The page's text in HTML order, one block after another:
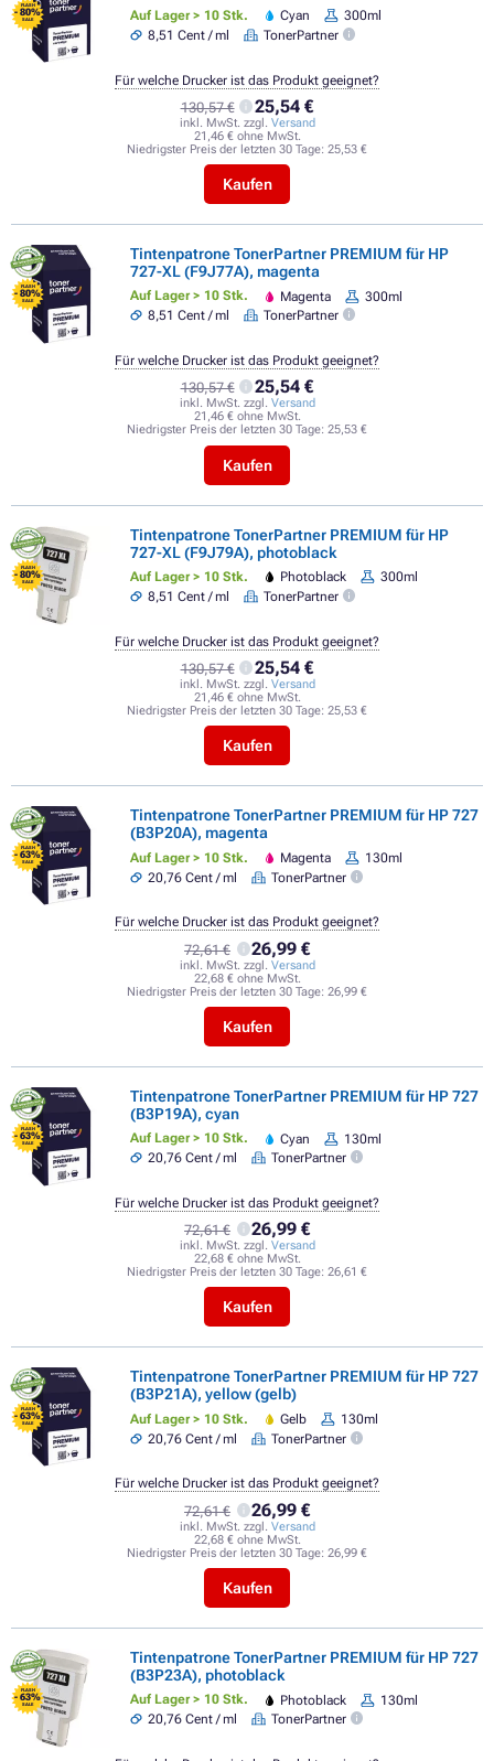
FLASH
- 80%
SALE Auf Lager > 10 Stk. Cyan
300ml
8,51 Cent / ml
TonerPartner
130,57 € 25,54 €
inkl. MwSt. zzgl. Versand
21,46 € ohne MwSt.
Niedrigster Preis der letzten 30 Tage: 25,53 €
Kaufen
Für welche Drucker ist das Produkt geeignet?
FLASH
- 80%
SALE
Tintenpatrone TonerPartner PREMIUM für HP
727-XL (F9J77A), magenta
Auf Lager > 10 Stk. Magenta
300ml
8,51 Cent / ml
TonerPartner
130,57 € 25,54 €
inkl. MwSt. zzgl. Versand
21,46 € ohne MwSt.
Niedrigster Preis der letzten 30 Tage: 25,53 €
Kaufen
Für welche Drucker ist das Produkt geeignet?
FLASH
- 80%
SALE
Tintenpatrone TonerPartner PREMIUM für HP
727-XL (F9J79A), photoblack
Auf Lager > 10 Stk. Photoblack
300ml
8,51 Cent / ml
TonerPartner
130,57 € 25,54 €
inkl. MwSt. zzgl. Versand
21,46 € ohne MwSt.
Niedrigster Preis der letzten 30 Tage: 25,53 €
Kaufen
Für welche Drucker ist das Produkt geeignet?
FLASH
- 63%
SALE
Tintenpatrone TonerPartner PREMIUM für HP 727
(B3P20A), magenta
Auf Lager > 10 Stk. Magenta
130ml
20,76 Cent / ml
TonerPartner
72,61 € 26,99 €
inkl. MwSt. zzgl. Versand
22,68 € ohne MwSt.
Niedrigster Preis der letzten 30 Tage: 26,99 €
Kaufen
Für welche Drucker ist das Produkt geeignet?
FLASH
- 63%
SALE
Tintenpatrone TonerPartner PREMIUM für HP 727
(B3P19A), cyan
Auf Lager > 10 Stk. Cyan
130ml
20,76 Cent / ml
TonerPartner
72,61 € 26,99 €
inkl. MwSt. zzgl. Versand
22,68 € ohne MwSt.
Niedrigster Preis der letzten 30 Tage: 26,61 €
Kaufen
Für welche Drucker ist das Produkt geeignet?
FLASH
- 63%
SALE
Tintenpatrone TonerPartner PREMIUM für HP 727
(B3P21A), yellow (gelb)
Auf Lager > 10 Stk. Gelb
130ml
20,76 Cent / ml
TonerPartner
72,61 € 26,99 €
inkl. MwSt. zzgl. Versand
22,68 € ohne MwSt.
Niedrigster Preis der letzten 30 Tage: 26,99 €
Kaufen
Für welche Drucker ist das Produkt geeignet?
FLASH
- 63%
SALE
Tintenpatrone TonerPartner PREMIUM für HP 727
(B3P23A), photoblack
Auf Lager > 10 Stk. Photoblack
130ml
20,76 Cent / ml
TonerPartner